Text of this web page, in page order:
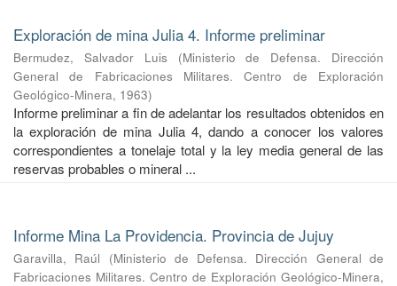
Exploración de mina Julia 4. Informe preliminar
Bermudez, Salvador Luis (Ministerio de Defensa. Dirección
General de Fabricaciones Militares. Centro de Exploración
Geológico-Minera, 1963)
Informe preliminar a fin de adelantar los resultados obtenidos en
la exploración de mina Julia 4, dando a conocer los valores
correspondientes a tonelaje total y la ley media general de las
reservas probables o mineral ...
Informe Mina La Providencia. Provincia de Jujuy
Garavilla, Raúl (Ministerio de Defensa. Dirección General de
Fabricaciones Militares. Centro de Exploración Geológico-Minera,